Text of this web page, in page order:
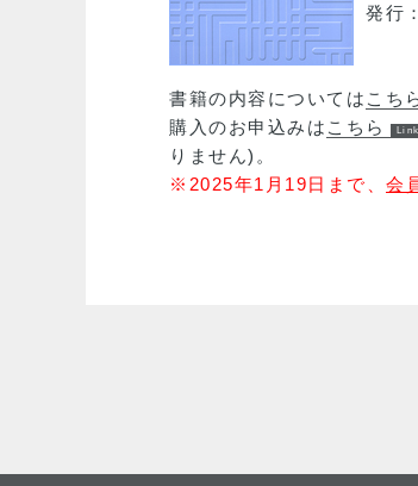
発行
書籍の内容については こち
購入のお申込みは こちら
りません)。
※2025年1月19日まで、 会